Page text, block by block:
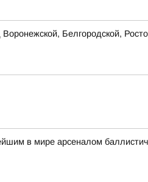
Белгородской,
в мире арсеналом